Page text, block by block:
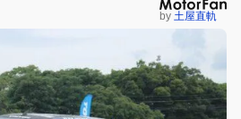
by 土屋直軌